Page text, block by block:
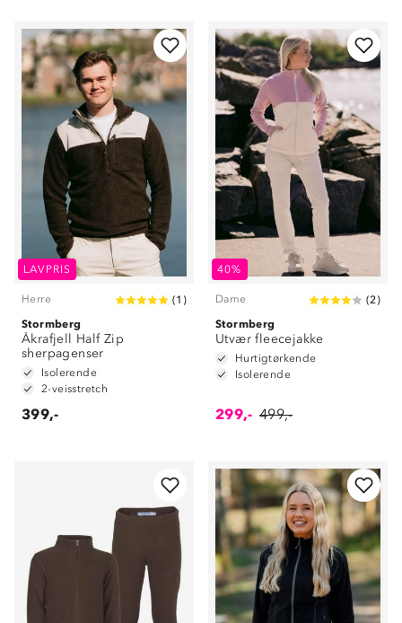
LAVPRIS
Herre (1 )
Stormberg
Åkrafjell Half Zip
sherpagenser
Isolerende
2-veisstretch
399,-
40%
Dame (2)
Stormberg
Utvær fleecejakke
Hurtigtørkende
Isolerende
299,- 499,-